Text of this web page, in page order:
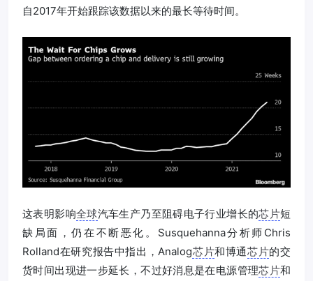
自2017年开始跟踪该数据以来的最长等待时间。
这表明影响全球汽车生产乃至阻碍电子行业增长的芯片短
缺局面，仍在不断恶化。Susquehanna分析师Chris
Rolland在研究报告中指出，Analog芯片和博通芯片的交
货时间出现进一步延长，不过好消息是在电源管理芯片和